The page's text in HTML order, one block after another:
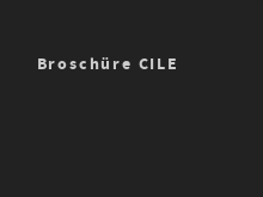
Broschüre CILE